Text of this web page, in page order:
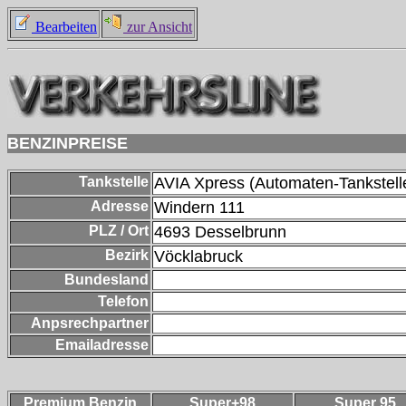
Bearbeiten zur Ansicht
BENZINPREISE
Tankstelle AVIA Xpress (Automaten-
Adresse Windern 111
PLZ / Ort 4693 Desselbrunn
Bezirk Vöcklabruck
Bundesland
Telefon
Anpsrechpartner
Emailadresse
Premium Benzin Super+98 Super 95